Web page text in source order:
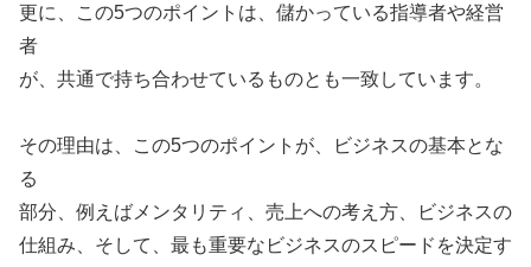
更に、この5つのポイントは、儲かっている指導者や経営
者
が、共通で持ち合わせているものとも一致しています。
その理由は、この5つのポイントが、ビジネスの基本とな
る
部分、例えばメンタリティ、売上への考え方、ビジネスの
仕組み、そして、最も重要なビジネスのスピードを決定す